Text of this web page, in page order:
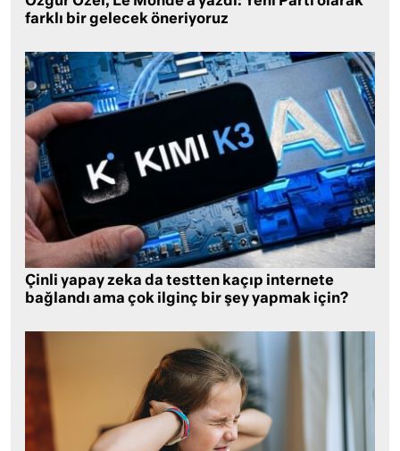
farklı bir gelecek öneriyoruz
Çinli yapay zeka da testten kaçıp internete
bağlandı ama çok ilginç bir şey yapmak için?